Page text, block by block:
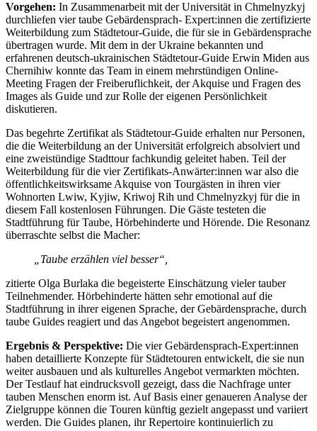
Vorgehen: In Zusammenarbeit mit der Universität in Chmelnyzkyj
durchliefen vier taube Gebärdensprach- Expert:innen die zertifizierte
Weiterbildung zum Städtetour-Guide, die für sie in Gebärdensprache
übertragen wurde. Mit dem in der Ukraine bekannten und
erfahrenen deutsch-ukrainischen Städtetour-Guide Erwin Miden aus
Chernihiw konnte das Team in einem mehrstündigen Online-
Meeting Fragen der Freiberuflichkeit, der Akquise und Fragen des
Images als Guide und zur Rolle der eigenen Persönlichkeit
diskutieren.
Das begehrte Zertifikat als Städtetour-Guide erhalten nur Personen,
die die Weiterbildung an der Universität erfolgreich absolviert und
eine zweistündige Stadttour fachkundig geleitet haben. Teil der
Weiterbildung für die vier Zertifikats-Anwärter:innen war also die
öffentlichkeitswirksame Akquise von Tourgästen in ihren vier
Wohnorten Lwiw, Kyjiw, Kriwoj Rih und Chmelnyzkyj für die in
diesem Fall kostenlosen Führungen. Die Gäste testeten die
Stadtführung für Taube, Hörbehinderte und Hörende. Die Resonanz
überraschte selbst die Macher:
„Taube erzählen viel besser“,
zitierte Olga Burlaka die begeisterte Einschätzung vieler tauber
Teilnehmender. Hörbehinderte hätten sehr emotional auf die
Stadtführung in ihrer eigenen Sprache, der Gebärdensprache, durch
taube Guides reagiert und das Angebot begeistert angenommen.
Ergebnis & Perspektive: Die vier Gebärdensprach-Expert:innen
haben detaillierte Konzepte für Städtetouren entwickelt, die sie nun
weiter ausbauen und als kulturelles Angebot vermarkten möchten.
Der Testlauf hat eindrucksvoll gezeigt, dass die Nachfrage unter
tauben Menschen enorm ist. Auf Basis einer genaueren Analyse der
Zielgruppe können die Touren künftig gezielt angepasst und variiert
werden. Die Guides planen, ihr Repertoire kontinuierlich zu